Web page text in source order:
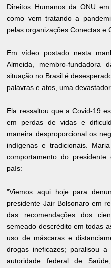
Direitos Humanos da ONU
como vem tratando a
pelas organizações Conectas e
Em vídeo postado nesta
Almeida, membro-fundadora
situação no Brasil é
palavras e atos, uma
Ela ressaltou que a Covid-19
em perdas de vidas e
maneira desproporcional os
indígenas e tradicionais.
comportamento do
país:
"Viemos aqui hoje para
presidente Jair Bolsonaro em
das recomendações dos
semeado descrédito em todas
uso de máscaras e
drogas ineficazes; paralisou
autoridade federal de